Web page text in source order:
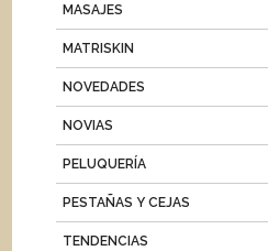
MASAJES
MATRISKIN
NOVEDADES
NOVIAS
PELUQUERÍA
PESTAÑAS Y CEJAS
TENDENCIAS